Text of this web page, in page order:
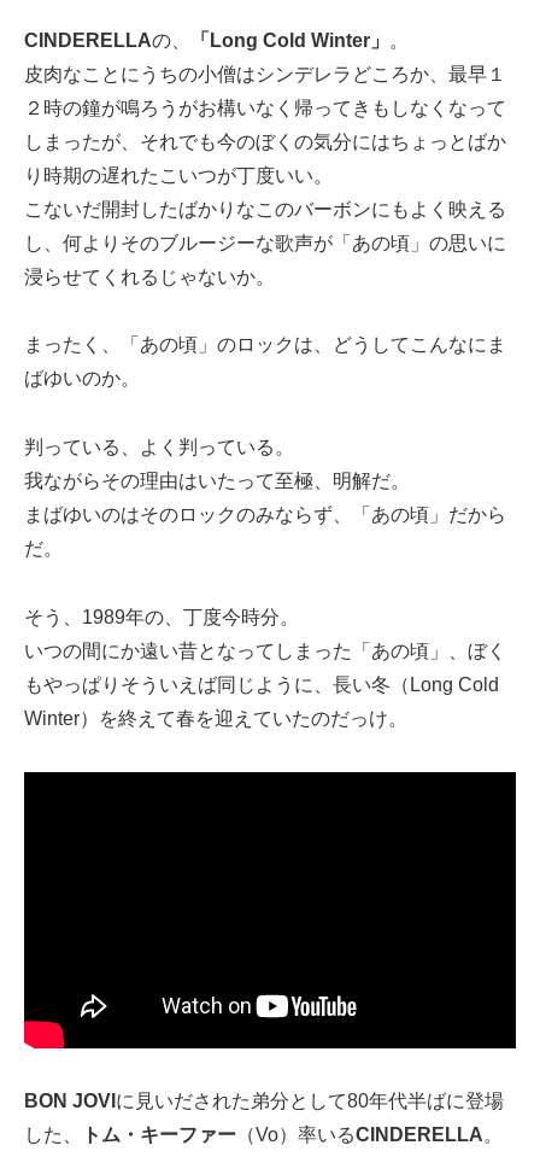
CINDERELLAの、 「Long Cold Winter」
。
皮肉なことにうちの小僧はシンデレラどころか、最早１
２時の鐘が鳴ろうがお構いなく帰ってきもしなくなって
しまったが、それでも今のぼくの気分にはちょっとばか
り時期の遅れたこいつが丁度いい。
こないだ開封したばかりなこのバーボンにもよく映える
し、何よりそのブルージーな歌声が「あの頃」の思いに
浸らせてくれるじゃないか。
まったく、「あの頃」のロックは、どうしてこんなにま
ばゆいのか。
判っている、よく判っている。
我ながらその理由はいたって至極、明解だ。
まばゆいのはそのロックのみならず、「あの頃」だから
だ。
そう、1989年の、丁度今時分。
いつの間にか遠い昔となってしまった「あの頃」、ぼく
もやっぱりそういえば同じように、長い冬（Long Cold
Winter）を終えて春を迎えていたのだっけ。
BON JOVI に見いだされた弟分として80年代半ばに登場
した、
トム・キーファー （Vo）率いるCINDERELLA。